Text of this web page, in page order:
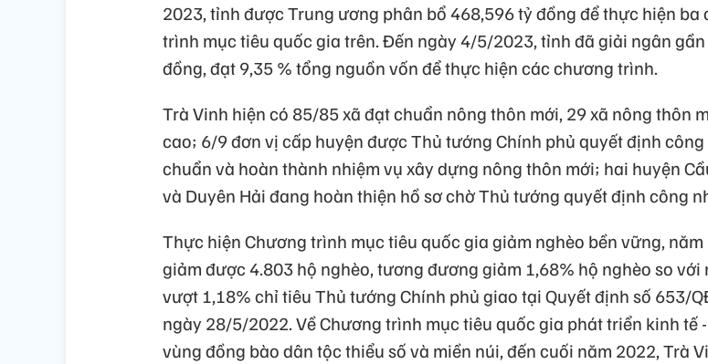
2023, tỉnh được Trung ương phân bổ 468,596 tỷ đồng để thực hiện ba
trình mục tiêu quốc gia trên. Đến ngày 4/5/2023, tỉnh đã giải ngân
đồng, đạt 9,35 % tổng nguồn vốn để thực hiện các chương trình.
Trà Vinh hiện có 85/85 xã đạt chuẩn nông thôn mới, 29 xã nông thôn
cao; 6/9 đơn vị cấp huyện được Thủ tướng Chính phủ quyết định
chuẩn và hoàn thành nhiệm vụ xây dựng nông thôn mới; hai huyện
và Duyên Hải đang hoàn thiện hồ sơ chờ Thủ tướng quyết định công
Thực hiện Chương trình mục tiêu quốc gia giảm nghèo bền vững,
giảm được 4.803 hộ nghèo, tương đương giảm 1,68% hộ nghèo so với
vượt 1,18% chỉ tiêu Thủ tướng Chính phủ giao tại Quyết định số 653/
ngày 28/5/2022. Về Chương trình mục tiêu quốc gia phát triển kinh tế
vùng đồng bào dân tộc thiểu số và miền núi, đến cuối năm 2022, Trà